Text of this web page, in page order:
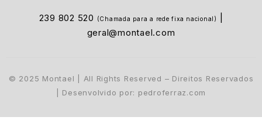
239 802 520 (Chamada para a rede fixa nacional)
geral@montael.com
© 2025 Montael | All Rights Reserved – Direitos Reservados
| Desenvolvido por: pedroferraz.com